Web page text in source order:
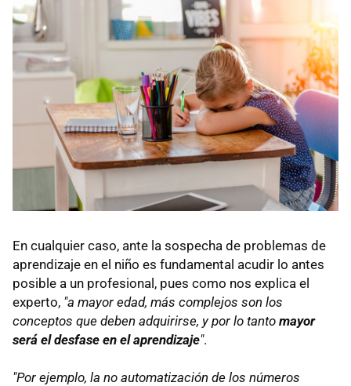
En cualquier caso, ante la sospecha de problemas de
aprendizaje en el niño es fundamental acudir lo antes
posible a un profesional, pues como nos explica el
experto, "a mayor edad, más complejos son los
conceptos que deben adquirirse, y por lo tanto mayor
será el desfase en el aprendizaje".
"Por ejemplo, la no automatización de los números